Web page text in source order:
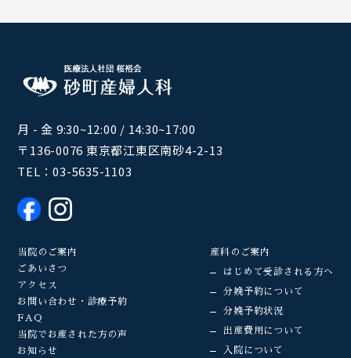
月 - 金 9:30~12:00 / 14:30~17:00
〒136-0076 東京都江東区南砂4-2-13
TEL：03-5635-1103
当院のご案内
ごあいさつ
アクセス
お問い合わせ・診療予約
FAQ
当院でお産された方の声
お知らせ
産科のご案内
はじめて受診される方へ
分娩予約について
分娩予約状況
出産費用について
入院について